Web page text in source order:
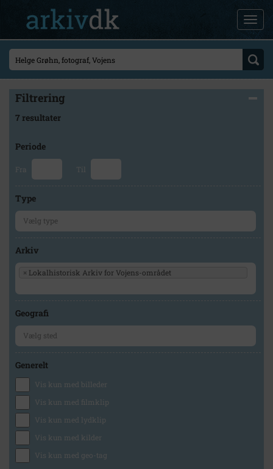
Filtrering
7 resultater
Periode
Fra Til
Type
Arkiv
× Lokalhistorisk Arkiv for Vojens-området
Geografi
Generelt
Vis kun med billeder
Vis kun med filmklip
Vis kun med lydklip
Vis kun med kilder
Vis kun med geo-tag